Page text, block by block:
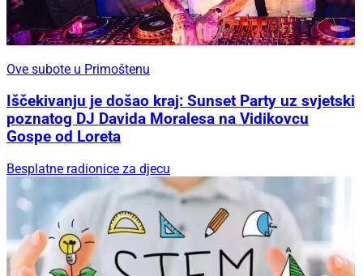
Ove subote u Primoštenu
Iščekivanju je došao kraj: Sunset Party uz svjetski
poznatog DJ Davida Moralesa na Vidikovcu
Gospe od Loreta
Besplatne radionice za djecu